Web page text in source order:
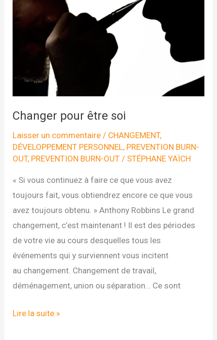
Changer pour être soi
Laisser un commentaire / CHANGEMENT,
DÉVELOPPEMENT PERSONNEL, PREVENTION BURN-
OUT, PREVENTION BURN-OUT / STÉPHANE YAÏCH
« Si vous continuez à faire ce que vous avez
toujours fait, vous obtiendrez encore ce que vous
avez toujours obtenu. » Anthony Robbins Le grand
changement, c’est maintenant ! Il est des périodes
de votre vie au cours desquelles tous les
événements qui y surviennent vous incitent
au changement. Changement de travail,
déménagement, union ou séparation… Ce sont
Changer
Lire la suite »